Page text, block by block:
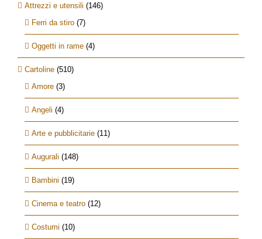
Attrezzi e utensili (146)
Ferri da stiro (7)
Oggetti in rame (4)
Cartoline (510)
Amore (3)
Angeli (4)
Arte e pubblicitarie (11)
Augurali (148)
Bambini (19)
Cinema e teatro (12)
Costumi (10)